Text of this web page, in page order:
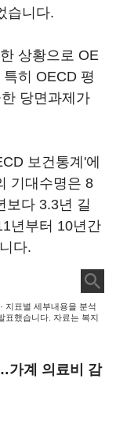
습니다.
상황으로 OE
히 OECD 평
당면과제가
보건통계'에
기대수명은 8
보다 3.3년 길
년부터 10년간
다.
지표별 세부내용을 분석
표했습니다. 자료는 복지
가계 의료비 감